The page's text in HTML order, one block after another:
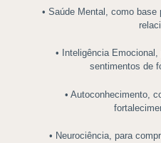
• Saúde Mental, como
• Inteligência
sentimentos de
• Autoconhecimento,
• Neurociência, para